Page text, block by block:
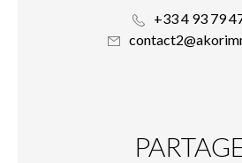
+33 4 93 79